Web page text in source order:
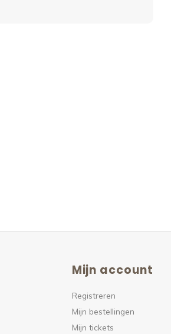
Mijn account
Registreren
Mijn bestellingen
Mijn tickets